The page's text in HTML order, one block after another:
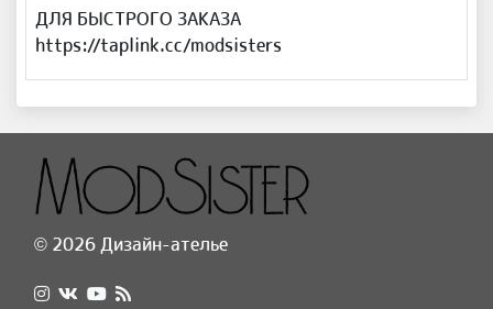
ДЛЯ БЫСТРОГО ЗАКАЗА
https://taplink.cc/modsisters
© 2026 Дизайн-ателье